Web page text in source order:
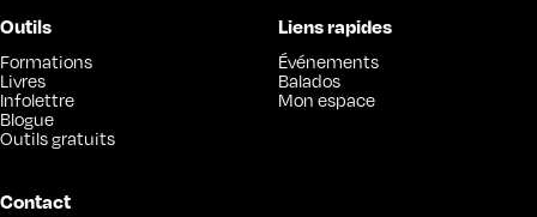
Outils
Formations
Livres
Infolettre
Blogue
Outils gratuits
Liens rapides
Événements
Balados
Mon espace
Contact